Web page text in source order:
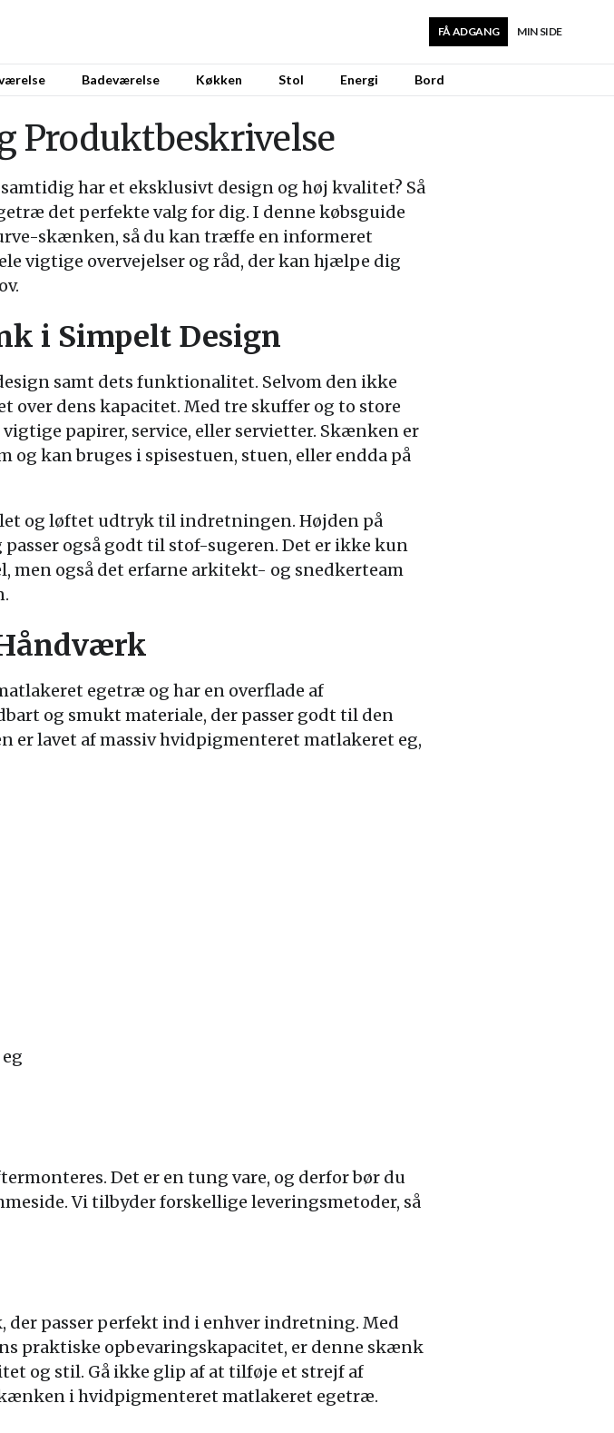
MIN SIDE
FÅ ADGANG
Badeværelse Køkken Stol Energi Bord
Produktbeskrivelse
har et eksklusivt design og høj kvalitet? Så
det perfekte valg for dig. I denne købsguide
skænken, så du kan træffe en informeret
vigtige overvejelser og råd, der kan hjælpe dig
i Simpelt Design
samt dets funktionalitet. Selvom den ikke
over dens kapacitet. Med tre skuffer og to store
papirer, service, eller servietter. Skænken er
kan bruges i spisestuen, stuen, eller endda på
og løftet udtryk til indretningen. Højden på
også godt til stof-sugeren. Det er ikke kun
også det erfarne arkitekt- og snedkerteam
egetræ og har en overflade af
og smukt materiale, der passer godt til den
lavet af massiv hvidpigmenteret matlakeret eg,
Det er en tung vare, og derfor bør du
Vi tilbyder forskellige leveringsmetoder, så
passer perfekt ind i enhver indretning. Med
praktiske opbevaringskapacitet, er denne skænk
og stil. Gå ikke glip af at tilføje et strejf af
i hvidpigmenteret matlakeret egetræ.